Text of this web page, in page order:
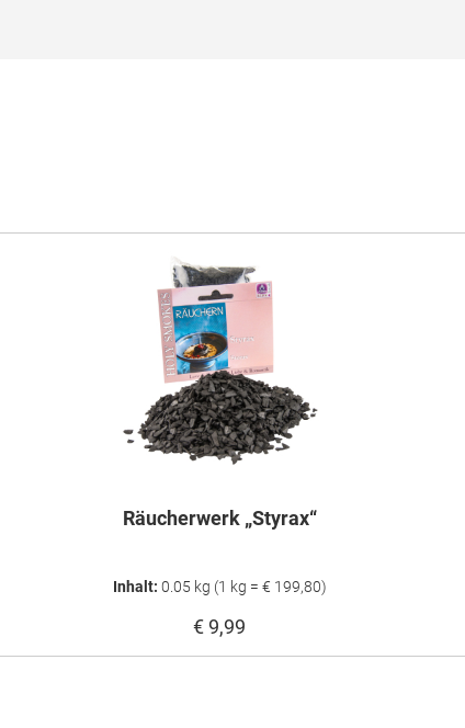
Räucherwerk „Styrax“
Inhalt: 0.05 kg (1 kg = € 199,80)
€ 9,99